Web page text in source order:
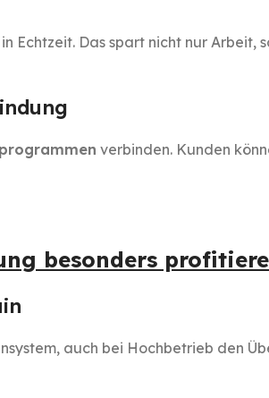
Echtzeit. Das spart nicht nur Arbeit,
verbinden. Kunden
besonders
auch bei Hochbetrieb den